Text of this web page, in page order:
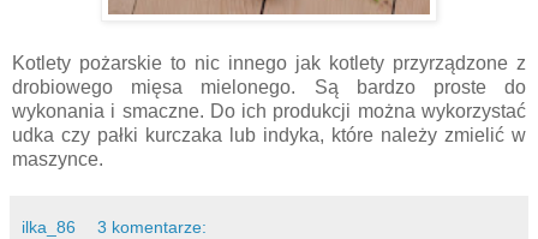
Kotlety pożarskie to nic innego jak kotlety przyrządzone z
drobiowego mięsa mielonego. Są bardzo proste do
wykonania i smaczne. Do ich produkcji można wykorzystać
udka czy pałki kurczaka lub indyka, które należy zmielić w
maszynce.
ilka_86 3 komentarze: